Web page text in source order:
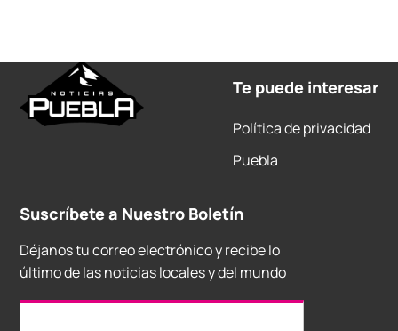
Te puede interesar
Política de privacidad
Puebla
Suscríbete a Nuestro Boletín
Déjanos tu correo electrónico y recibe lo
último de las noticias locales y del mundo